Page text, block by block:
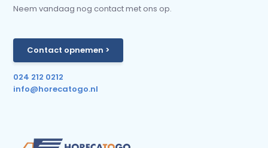
Neem vandaag nog contact met ons op.
Contact opnemen >
024 212 0212
info@horecatogo.nl